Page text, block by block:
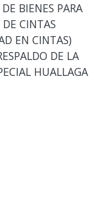
BIENES PARA
CINTAS
EN CINTAS)
DE LA
HUALLAGA